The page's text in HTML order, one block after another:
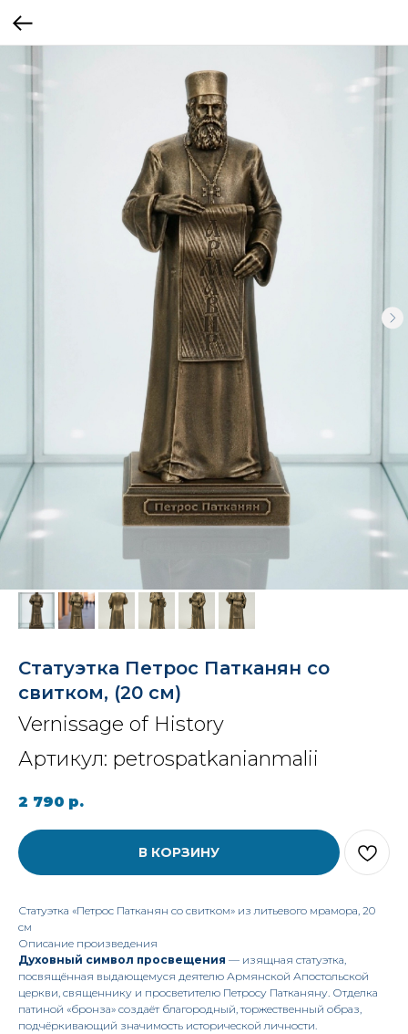
Статуэтка Петрос Патканян со
свитком, (20 см)
Vernissage of History
Артикул: petrospatkanianmalii
2 790 р.
В КОРЗИНУ
Статуэтка «Петрос Патканян со свитком» из литьевого мрамора, 20
см
Описание произведения
Духовный символ просвещения — изящная статуэтка,
посвящённая выдающемуся деятелю Армянской Апостольской
церкви, священнику и просветителю Петросу Патканяну. Отделка
патиной «бронза» создаёт благородный, торжественный образ,
подчёркивающий значимость исторической личности.